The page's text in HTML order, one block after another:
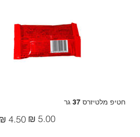
חטיפ מלטיזרס 37 גר
מקורי
מבצע